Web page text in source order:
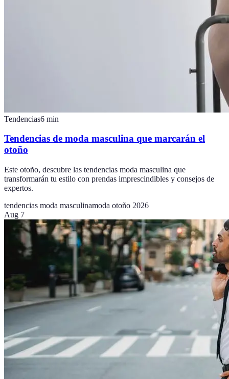
Tendencias6 min
Tendencias de moda masculina que marcarán el
otoño
Este otoño, descubre las tendencias moda masculina que
transformarán tu estilo con prendas imprescindibles y consejos de
expertos.
tendencias moda masculinamoda otoño 2026
Aug 7